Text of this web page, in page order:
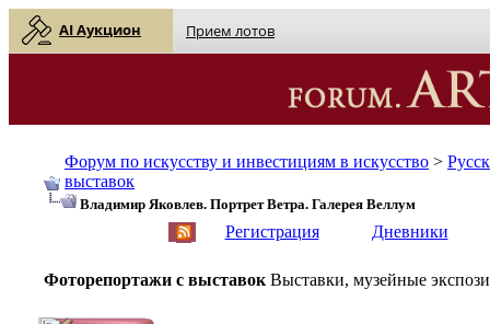
AI Аукцион Прием лотов
Форум по искусству и инвестициям в искусство >
выставок
Владимир Яковлев. Портрет Ветра. Галерея Веллум
Регистрация Дневники
Фоторепортажи с выставок Выставки, музейные